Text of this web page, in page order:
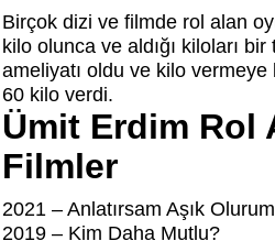
Birçok dizi ve filmde rol alan
kilo olunca ve aldığı kiloları
ameliyatı oldu ve kilo vermeye
60 kilo verdi.
Ümit Erdim Rol
Filmler
2021 – Anlatırsam Aşık Olurum
2019 – Kim Daha Mutlu?